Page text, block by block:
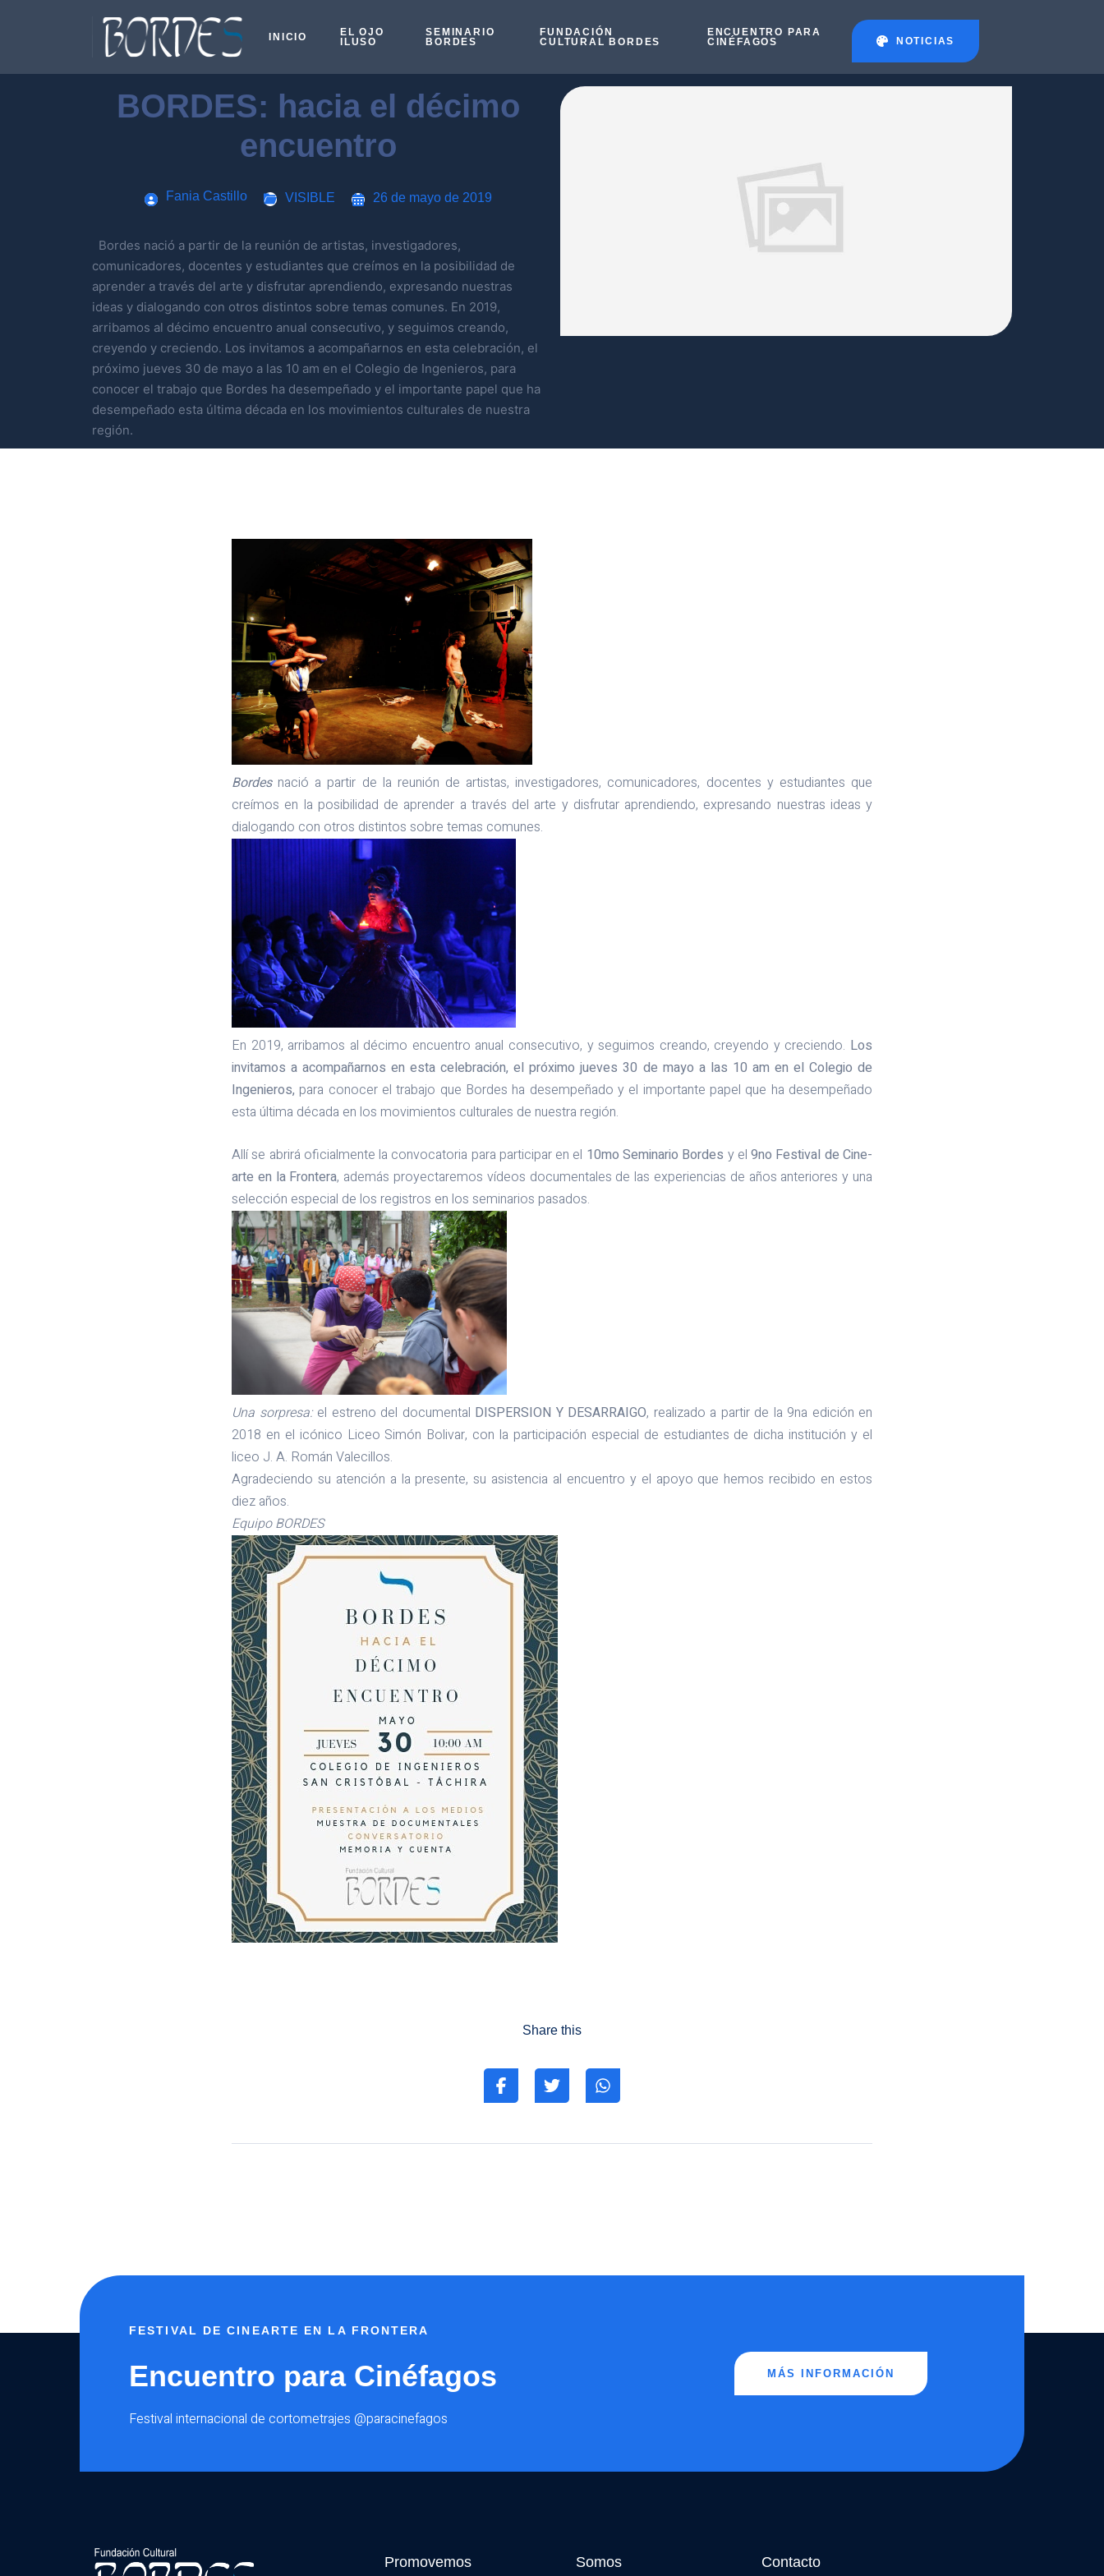
INICIO
EL OJO
ILUSO
SEMINARIO
BORDES
FUNDACIÓN
CULTURAL BORDES
ENCUENTRO PARA
CINÉFAGOS
NOTICIAS
BORDES: hacia el décimo
encuentro
Fania Castillo VISIBLE 26 de mayo de 2019
Bordes nació a partir de la reunión de artistas, investigadores,
comunicadores, docentes y estudiantes que creímos en la posibilidad de
aprender a través del arte y disfrutar aprendiendo, expresando nuestras
ideas y dialogando con otros distintos sobre temas comunes. En 2019,
arribamos al décimo encuentro anual consecutivo, y seguimos creando,
creyendo y creciendo. Los invitamos a acompañarnos en esta celebración, el
próximo jueves 30 de mayo a las 10 am en el Colegio de Ingenieros, para
conocer el trabajo que Bordes ha desempeñado y el importante papel que ha
desempeñado esta última década en los movimientos culturales de nuestra
región.
Bordesnació a partir de la reunión de artistas, investigadores, comunicadores, docentes y estudiantes que
creímos en la posibilidad de aprender a través del arte y disfrutar aprendiendo, expresando nuestras ideas y
dialogando con otros distintos sobre temas comunes.
En 2019, arribamos al décimo encuentro anual consecutivo, y seguimos creando, creyendo y creciendo. Los
invitamos a acompañarnos en esta celebración, el próximo jueves 30 de mayo a las 10 am en el Colegio de
Ingenieros, para conocer el trabajo que Bordes ha desempeñado y el importante papel que ha desempeñado
esta última década en los movimientos culturales de nuestra región.
Allí se abrirá oficialmente la convocatoria para participar en el 10mo Seminario Bordes y el9no Festival de Cine-
arte en la Frontera, además proyectaremos vídeos documentales de las experiencias de años anteriores y una
selección especial de los registros en los seminarios pasados.
Una sorpresa:el estreno del documental DISPERSION Y DESARRAIGO, realizado a partir de la 9na edición en
2018 en el icónico Liceo Simón Bolivar, con la participación especial de estudiantes de dicha institución y el
liceo J. A. Román Valecillos.
Agradeciendo su atención a la presente, su asistencia al encuentro y el apoyo que hemos recibido en estos
diez años.
Equipo BORDES
Share this
FESTIVAL DE CINEARTE EN LA FRONTERA
Encuentro para Cinéfagos
Festival internacional de cortometrajes @paracinefagos
MÁS INFORMACIÓN
Promovemos Somos Contacto